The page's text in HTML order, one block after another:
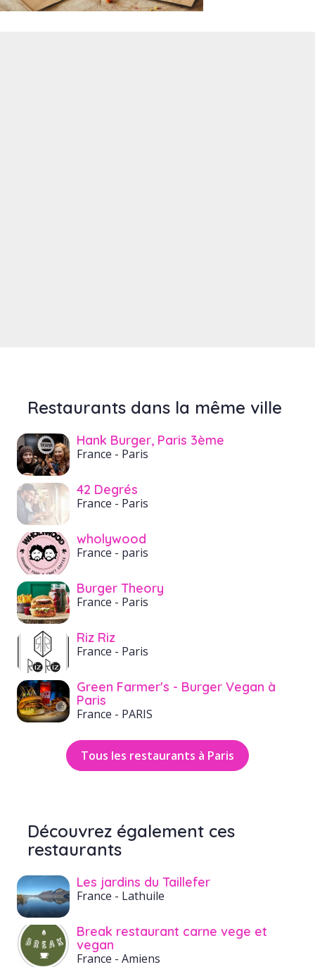
Restaurants dans la même ville
Hank Burger, Paris 3ème
France - Paris
42 Degrés
France - Paris
wholywood
France - paris
Burger Theory
France - Paris
Riz Riz
France - Paris
Green Farmer's - Burger Vegan à
Paris
France - PARIS
Tous les restaurants à Paris
Découvrez également ces
restaurants
Les jardins du Taillefer
France - Lathuile
Break restaurant carne vege et
vegan
France - Amiens